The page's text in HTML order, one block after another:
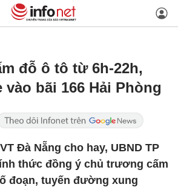
đỗ ô tô từ 6h-22h,
bãi 166 Hải Phòng
Đà Nẵng cho hay, UBND TP
thức đồng ý chủ trương cấm
đoạn, tuyến đường xung